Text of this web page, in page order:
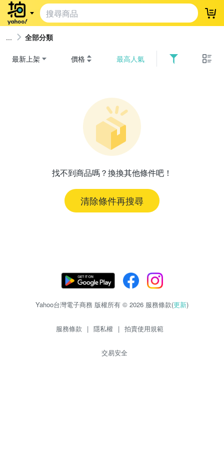
登
全部分類
最新上架 價格 最高人氣
找不到商品嗎？換換其他條件吧！
清除條件再搜尋
Yahoo台灣電子商務 版權所有 © 2026 服務條款(更新)
服務條款 | 隱私權 | 拍賣使用規範
交易安全